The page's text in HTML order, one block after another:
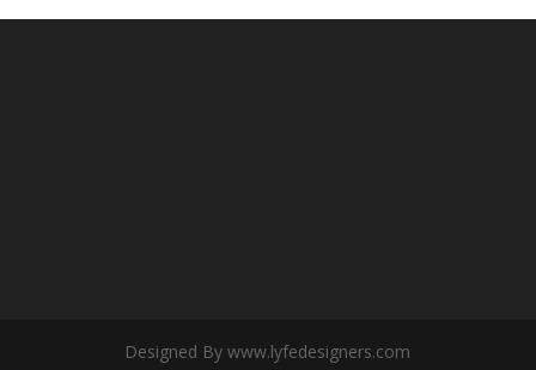
Designed By www.lyfedesigners.com